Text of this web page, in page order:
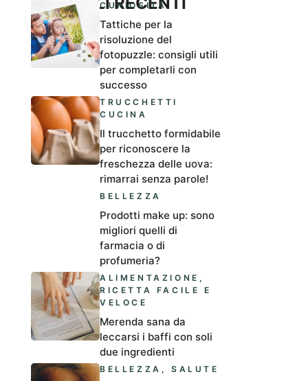
CURIOSITÀ
Tattiche per la
risoluzione del
fotopuzzle: consigli utili
per completarli con
successo
TRUCCHETTI
CUCINA
Il trucchetto formidabile
per riconoscere la
freschezza delle uova:
rimarrai senza parole!
BELLEZZA
Prodotti make up: sono
migliori quelli di
farmacia o di
profumeria?
ALIMENTAZIONE ,
RICETTA FACILE E
VELOCE
Merenda sana da
leccarsi i baffi con soli
due ingredienti
BELLEZZA ,SALUTE